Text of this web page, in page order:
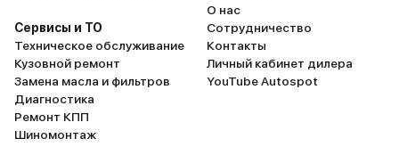
кушает 4,5 литра, если
переваливает за 150 км/ч,
максималка 7 литров. Плюсую и
таким характеристикам, как
управляемость, качество
регулирование и
звука на руле, ответ
на телефон. Так как езжу с
Сервисы и ТО
Техническое обслуживание
Кузовной ремонт
Замена масла и фильтров
Диагностика
Ремонт КПП
Шиномонтаж
О нас
Сотрудничество
Контакты
Личный кабинет дилера
YouTube Autospot